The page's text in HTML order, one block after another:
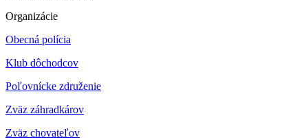
Organizácie
Obecná polícia
Klub dôchodcov
Poľovnícke združenie
Zväz záhradkárov
Zväz chovateľov